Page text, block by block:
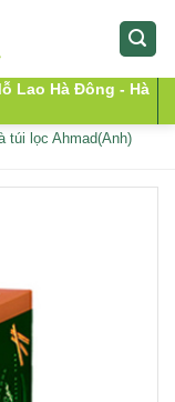
Lao Hà Đông - Hà
túi lọc Ahmad(Anh)